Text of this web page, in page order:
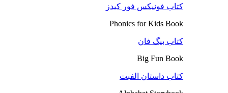
کتاب فونیکس فور کیدز
Phonics for Kids Book
کتاب بیگ فان
Big Fun Book
کتاب داستان الفبت